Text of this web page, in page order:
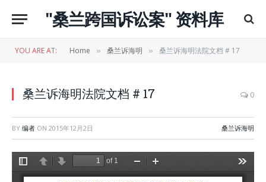
"桑兰跨国诉讼案" 资料库
YOU ARE AT: Home » 桑兰诉海明 » 桑兰诉海明法院文档 # 17
桑兰诉海明法院文档 # 17 0
BY 编者 ON 2015年12月2日 桑兰诉海明